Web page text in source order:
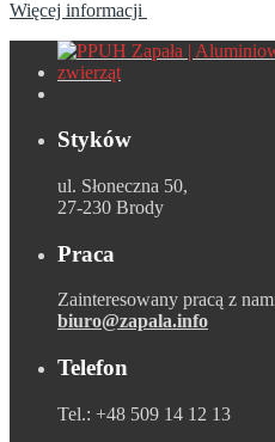
Więcej informacji
Styków
ul. Słoneczna 50,
27-230 Brody
Praca
Zainteresowany pracą z
biuro@zapala.info
Telefon
Tel.: +48 509 14 12 13